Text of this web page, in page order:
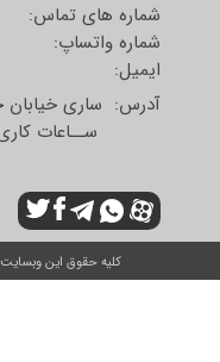
شماره های تماس:
شماره واتساپ:
​​​​​​​ایمیل:
آدرس: ساری خیابان حافظ
ســاعات کاری: (
( پنجشنبه
کلیه حقوق این